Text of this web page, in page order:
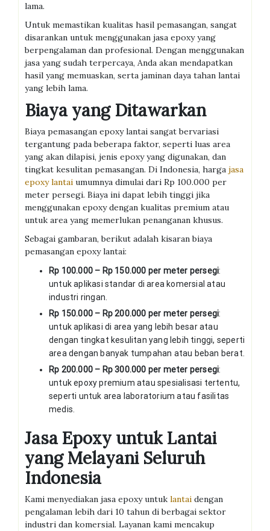
lama.
Untuk memastikan kualitas hasil pemasangan, sangat
disarankan untuk menggunakan jasa epoxy yang
berpengalaman dan profesional. Dengan menggunakan
jasa yang sudah terpercaya, Anda akan mendapatkan
hasil yang memuaskan, serta jaminan daya tahan lantai
yang lebih lama.
Biaya yang Ditawarkan
Biaya pemasangan epoxy lantai sangat bervariasi
tergantung pada beberapa faktor, seperti luas area
yang akan dilapisi, jenis epoxy yang digunakan, dan
tingkat kesulitan pemasangan. Di Indonesia, harga jasa
epoxy lantai umumnya dimulai dari Rp 100.000 per
meter persegi. Biaya ini dapat lebih tinggi jika
menggunakan epoxy dengan kualitas premium atau
untuk area yang memerlukan penanganan khusus.
Sebagai gambaran, berikut adalah kisaran biaya
pemasangan epoxy lantai:
Rp 100.000 – Rp 150.000 per meter persegi:
untuk aplikasi standar di area komersial atau
industri ringan.
Rp 150.000 – Rp 200.000 per meter persegi:
untuk aplikasi di area yang lebih besar atau
dengan tingkat kesulitan yang lebih tinggi, seperti
area dengan banyak tumpahan atau beban berat.
Rp 200.000 – Rp 300.000 per meter persegi:
untuk epoxy premium atau spesialisasi tertentu,
seperti untuk area laboratorium atau fasilitas
medis.
Jasa Epoxy untuk Lantai
yang Melayani Seluruh
Indonesia
Kami menyediakan jasa epoxy untuk lantai dengan
pengalaman lebih dari 10 tahun di berbagai sektor
industri dan komersial. Layanan kami mencakup